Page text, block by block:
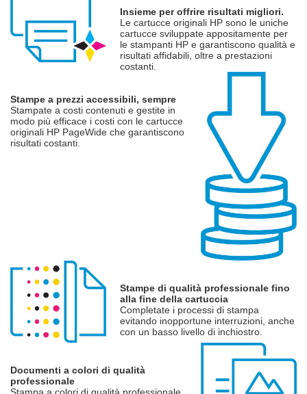
Insieme per offrire risultati migliori.
Le cartucce originali HP sono le uniche
cartucce sviluppate appositamente per
le stampanti HP e garantiscono qualità e
risultati affidabili, oltre a prestazioni
costanti.
Stampe a prezzi accessibili, sempre
Stampate a costi contenuti e gestite in
modo più efficace i costi con le cartucce
originali HP PageWide che garantiscono
risultati costanti.
Stampe di qualità professionale fino
alla fine della cartuccia
Completate i processi di stampa
evitando inopportune interruzioni, anche
con un basso livello di inchiostro.
Documenti a colori di qualità
professionale
Stampa a colori di qualità professionale